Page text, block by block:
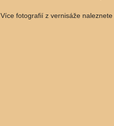
Více fotografií z vernisáže